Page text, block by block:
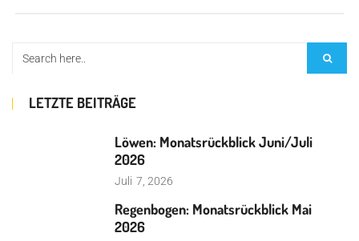
LETZTE BEITRÄGE
Löwen: Monatsrückblick Juni/Juli
2026
Juli 7, 2026
Regenbogen: Monatsrückblick Mai
2026